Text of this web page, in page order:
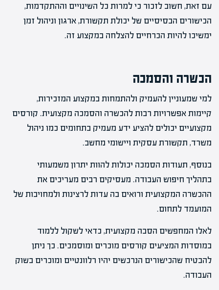
עם זאת, חשוב לזכור כי למרות כל השינויים וההתקדמות,
הכישורים הבסיסיים של יכולת תקשורת, ארגון וניהול זמן
ימשיכו להיות הכרחיים להצלחה במקצוע זה.
הכשרה והסמכה
למי שמעוניין להעמיק ולהתמחות במקצוע המזכירות,
קיימות אפשרויות רבות להכשרה והסמכה מקצועית. קורסים
מקצועיים יכולים להציע ידע מעמיק בתחומים כמו ניהול
משרד, תקשורת עסקית ויישומי מחשב.
בנוסף, תעודות הסמכה יכולות להוות יתרון משמעותי
בתהליך חיפוש העבודה. מעסיקים רבים מעריכים את
ההכשרה המקצועית ורואים בה עדות לרצינות ולמחויבות של
המועמד לתחום.
לאלו המחפשים הסבה מקצועית, כדאי לשקול ללמוד
במוסדות המציעים קורסים מוכרים ומוסמכים. כך ניתן
להבטיח שהכישורים הנרכשים יהיו רלוונטיים ומוכרים בשוק
העבודה.